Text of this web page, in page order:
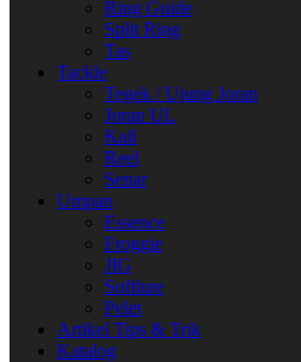
Ring Guide
Split Ring
Tas
Tackle
Tegek / Ujung Joran
Joran UL
Kail
Reel
Senar
Umpan
Essence
Froggie
JIG
Softlure
Pelet
Artikel Tips & Trik
Katalog